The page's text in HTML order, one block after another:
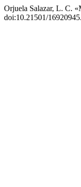
Orjuela Salazar, L. C.
doi:10.21501/